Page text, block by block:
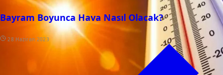
Bayram Boyunca Hava Nasıl Olacak?
28 Haziran 2023